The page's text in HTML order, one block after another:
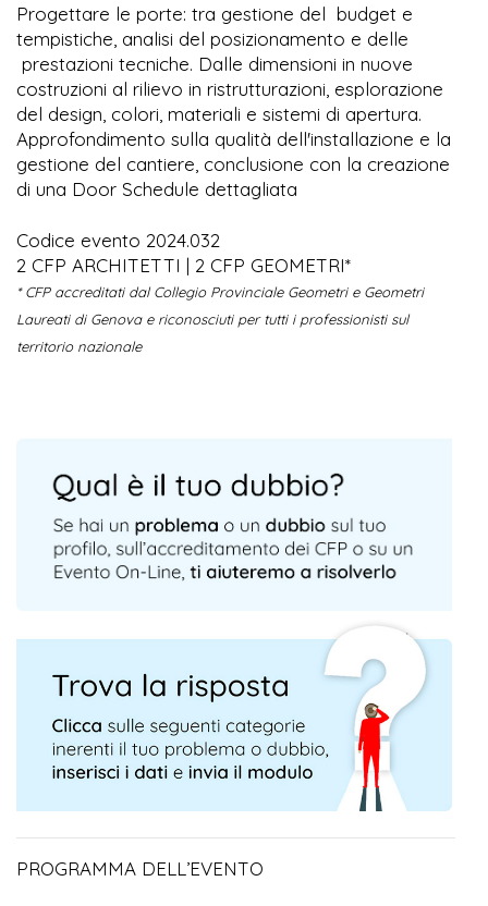
Progettare le porte: tra gestione del budget e
tempistiche, analisi del posizionamento e delle
prestazioni tecniche. Dalle dimensioni in nuove
costruzioni al rilievo in ristrutturazioni, esplorazione
del design, colori, materiali e sistemi di apertura.
Approfondimento sulla qualità dell'installazione e la
gestione del cantiere, conclusione con la creazione
di una Door Schedule dettagliata
Codice evento 2024.032
2 CFP ARCHITETTI | 2 CFP GEOMETRI*
* CFP accreditati dal Collegio Provinciale Geometri e Geometri
Laureati di Genova e riconosciuti per tutti i professionisti sul
territorio nazionale
PROGRAMMA DELL’EVENTO